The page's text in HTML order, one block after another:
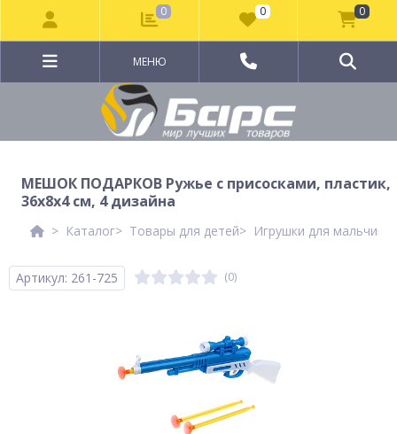
МЕНЮ
МЕШОК ПОДАРКОВ Ружье с присосками, пластик,
36х8х4 см, 4 дизайна
Каталог Товары для детей Игрушки для
Артикул: 261-725 (0)
0 0 0